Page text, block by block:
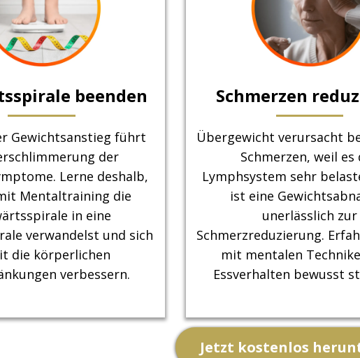
beenden
Gewichtsanstieg führt
der
Lerne deshalb,
Mentaltraining die
in eine
verwandelst und sich
die körperlichen
verbessern.
Schmerzen
Übergewicht verursacht
Schmerzen, weil es
Lymphsystem sehr
ist eine
unerlässlich zur
Schmerzreduzierung.
mit mentalen
Essverhalten bewusst
Jetzt kostenlos